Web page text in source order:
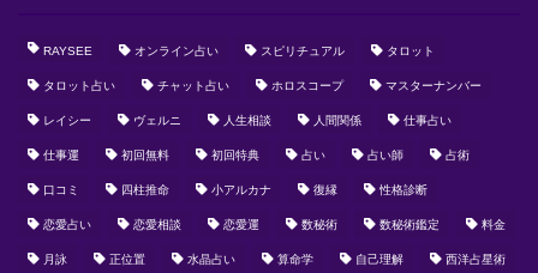
RAYSEE オンライン占い スピリチュアル タロット
タロット占い チャット占い ホロスコープ マスターナンバー
レイシー ヴェルニ 人生相談 人間関係 仕事占い
仕事運 初回無料 初回特典 占い 占い師 占術
口コミ 四柱推命 小アルカナ 復縁 性格診断
恋愛占い 恋愛相談 恋愛運 数秘術 数秘術鑑定 料金
月詠 正位置 水晶占い 算命学 自己理解 西洋占星術